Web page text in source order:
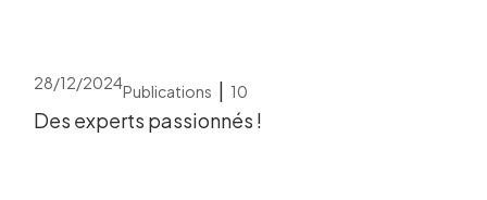
28/12/2024Publications | 10
Des experts passionnés !